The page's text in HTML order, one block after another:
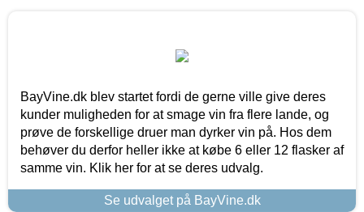
BayVine.dk blev startet fordi de gerne ville give deres
kunder muligheden for at smage vin fra flere lande, og
prøve de forskellige druer man dyrker vin på. Hos dem
behøver du derfor heller ikke at købe 6 eller 12 flasker af
samme vin. Klik her for at se deres udvalg.
Se udvalget på BayVine.dk